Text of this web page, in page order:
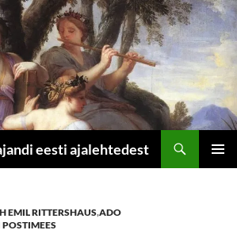
eesti ajalehtedest
EMIL RITTERSHAUS,ADO
POSTIMEES